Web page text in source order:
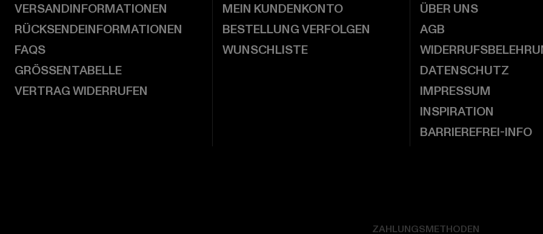
VERSANDINFORMATIONEN
RÜCKSENDEINFORMATIONEN
FAQS
GRÖSSENTABELLE
VERTRAG WIDERRUFEN
MEIN KUNDENKONTO
BESTELLUNG VERFOLGEN
WUNSCHLISTE
ÜBER UNS
AGB
DATENSCHUTZ
IMPRESSUM
INSPIRATION
BARRIEREFREI-INFO
ZAHLUNGSMETHODEN